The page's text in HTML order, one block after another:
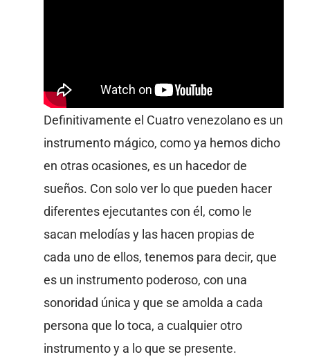
Definitivamente el Cuatro venezolano es un
instrumento mágico, como ya hemos dicho
en otras ocasiones, es un hacedor de
sueños. Con solo ver lo que pueden hacer
diferentes ejecutantes con él, como le
sacan melodías y las hacen propias de
cada uno de ellos, tenemos para decir, que
es un instrumento poderoso, con una
sonoridad única y que se amolda a cada
persona que lo toca, a cualquier otro
instrumento y a lo que se presente.